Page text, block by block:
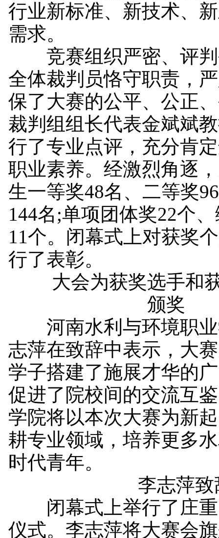
行业新标准、新技术、
需求。
竞赛组织严密、评判
全体裁判员恪守职责，
保了大赛的公平、公正
裁判组组长代表金斌斌
行了专业点评，充分肯
职业素养。经激烈角逐
生一等奖48名、二等奖
144名;单项团体奖22个
11个。闭幕式上对获奖
行了表彰。
大会为获奖选手和
颁奖
河南水利与环境职业
志萍在致辞中表示，大
学子搭建了施展才华的
促进了院校间的交流互
学院将以本次大赛为新
耕专业领域，培养更多
时代青年。
李志萍致
闭幕式上举行了庄重
仪式。李志萍将大赛会